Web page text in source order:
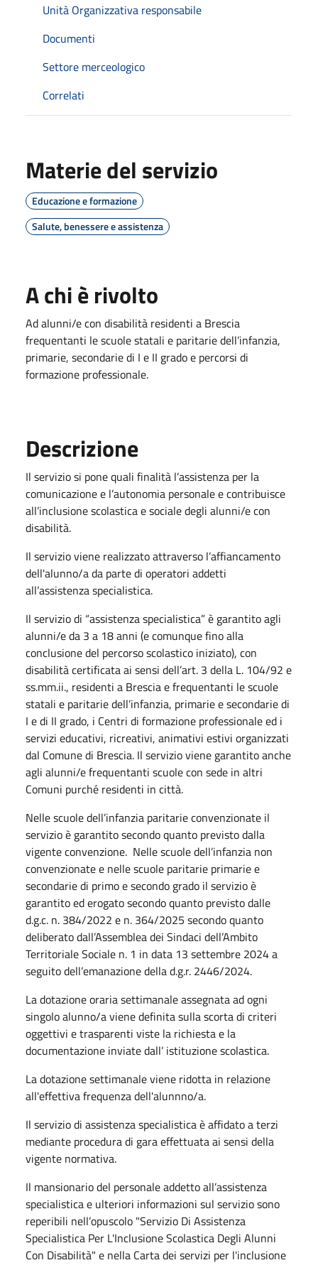
Unità Organizzativa responsabile
Documenti
Settore merceologico
Correlati
Materie del servizio
Educazione e formazione
Salute, benessere e assistenza
A chi è rivolto
Ad alunni/e con disabilità residenti a Brescia
frequentanti le scuole statali e paritarie dell’infanzia,
primarie, secondarie di I e II grado e percorsi di
formazione professionale.
Descrizione
Il servizio si pone quali finalità l’assistenza per la
comunicazione e l’autonomia personale e contribuisce
all’inclusione scolastica e sociale degli alunni/e con
disabilità.
Il servizio viene realizzato attraverso l’affiancamento
dell'alunno/a da parte di operatori addetti
all’assistenza specialistica.
Il servizio di “assistenza specialistica” è garantito agli
alunni/e da 3 a 18 anni (e comunque fino alla
conclusione del percorso scolastico iniziato), con
disabilità certificata ai sensi dell’art. 3 della L. 104/92 e
ss.mm.ii., residenti a Brescia e frequentanti le scuole
statali e paritarie dell’infanzia, primarie e secondarie di
I e di II grado, i Centri di formazione professionale ed i
servizi educativi, ricreativi, animativi estivi organizzati
dal Comune di Brescia. Il servizio viene garantito anche
agli alunni/e frequentanti scuole con sede in altri
Comuni purché residenti in città.
Nelle scuole dell’infanzia paritarie convenzionate il
servizio è garantito secondo quanto previsto dalla
vigente convenzione. Nelle scuole dell’infanzia non
convenzionate e nelle scuole paritarie primarie e
secondarie di primo e secondo grado il servizio è
garantito ed erogato secondo quanto previsto dalle
d.g.c. n. 384/2022 e n. 364/2025 secondo quanto
deliberato dall’Assemblea dei Sindaci dell’Ambito
Territoriale Sociale n. 1 in data 13 settembre 2024 a
seguito dell’emanazione della d.g.r. 2446/2024.
La dotazione oraria settimanale assegnata ad ogni
singolo alunno/a viene definita sulla scorta di criteri
oggettivi e trasparenti viste la richiesta e la
documentazione inviate dall’ istituzione scolastica.
La dotazione settimanale viene ridotta in relazione
all'effettiva frequenza dell'alunnno/a.
Il servizio di assistenza specialistica è affidato a terzi
mediante procedura di gara effettuata ai sensi della
vigente normativa.
Il mansionario del personale addetto all’assistenza
specialistica e ulteriori informazioni sul servizio sono
reperibili nell’opuscolo "Servizio Di Assistenza
Specialistica Per L'Inclusione Scolastica Degli Alunni
Con Disabilità" e nella Carta dei servizi per l'inclusione